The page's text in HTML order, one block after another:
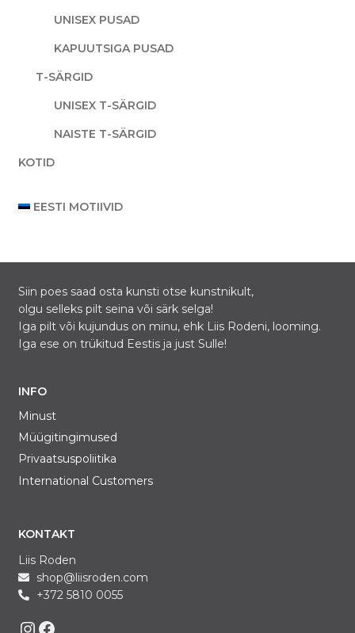
UNISEX PUSAD
KAPUUTSIGA PUSAD
T-SÄRGID
UNISEX T-SÄRGID
NAISTE T-SÄRGID
KOTID
EESTI MOTIIVID
Siin poes saad osta kunsti otse kunstnikult,
olgu selleks pilt seina või särk selga!
Iga pilt või kujundus on minu, ehk Liis Rodeni, looming.
Iga ese on trükitud Eestis ja just Sulle!
INFO
Minust
Müügitingimused
Privaatsuspoliitika
International Customers
KONTAKT
Liis Roden
shop@liisroden.com
+372 5810 0055
Liis on InstagramLiis on Facebook